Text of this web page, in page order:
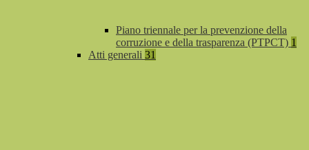
Piano triennale per la prevenzione della
corruzione e della trasparenza (PTPCT) 1
Atti generali 31